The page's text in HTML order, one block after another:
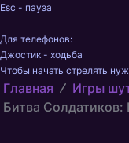
Esc - пауза
Для телефонов:
Джостик - ходьба
Чтобы начать стрелять
Главная
Игры
Битва